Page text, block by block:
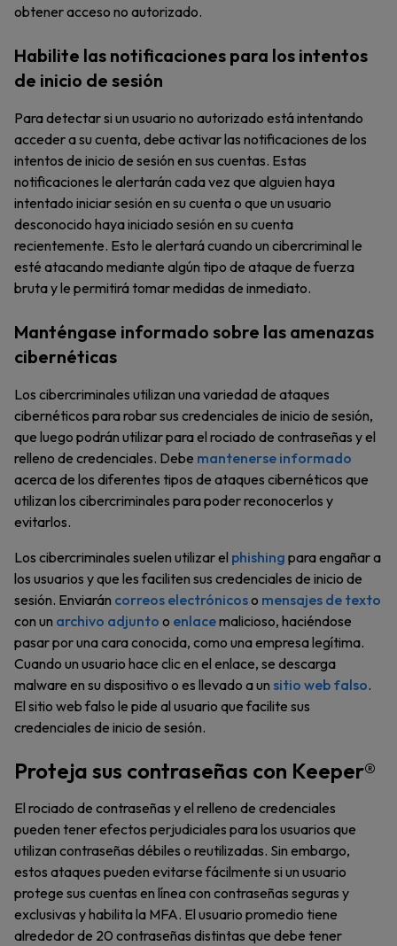
obtener acceso no autorizado.
Habilite las notificaciones para los intentos
de inicio de sesión
Para detectar si un usuario no autorizado está intentando
acceder a su cuenta, debe activar las notificaciones de los
intentos de inicio de sesión en sus cuentas. Estas
notificaciones le alertarán cada vez que alguien haya
intentado iniciar sesión en su cuenta o que un usuario
desconocido haya iniciado sesión en su cuenta
recientemente. Esto le alertará cuando un cibercriminal le
esté atacando mediante algún tipo de ataque de fuerza
bruta y le permitirá tomar medidas de inmediato.
Manténgase informado sobre las amenazas
cibernéticas
Los cibercriminales utilizan una variedad de ataques
cibernéticos para robar sus credenciales de inicio de sesión,
que luego podrán utilizar para el rociado de contraseñas y el
relleno de credenciales. Debe mantenerse informado
acerca de los diferentes tipos de ataques cibernéticos que
utilizan los cibercriminales para poder reconocerlos y
evitarlos.
Los cibercriminales suelen utilizar el phishing para engañar a
los usuarios y que les faciliten sus credenciales de inicio de
sesión. Enviarán correos electrónicoso mensajes de texto
con un archivo adjunto o enlacemalicioso, haciéndose
pasar por una cara conocida, como una empresa legítima.
Cuando un usuario hace clic en el enlace, se descarga
malware en su dispositivo o es llevado a un sitio web falso.
El sitio web falso le pide al usuario que facilite sus
credenciales de inicio de sesión.
Proteja sus contraseñas con Keeper®
El rociado de contraseñas y el relleno de credenciales
pueden tener efectos perjudiciales para los usuarios que
utilizan contraseñas débiles o reutilizadas. Sin embargo,
estos ataques pueden evitarse fácilmente si un usuario
protege sus cuentas en línea con contraseñas seguras y
exclusivas y habilita la MFA. El usuario promedio tiene
alrededor de 20 contraseñas distintas que debe tener